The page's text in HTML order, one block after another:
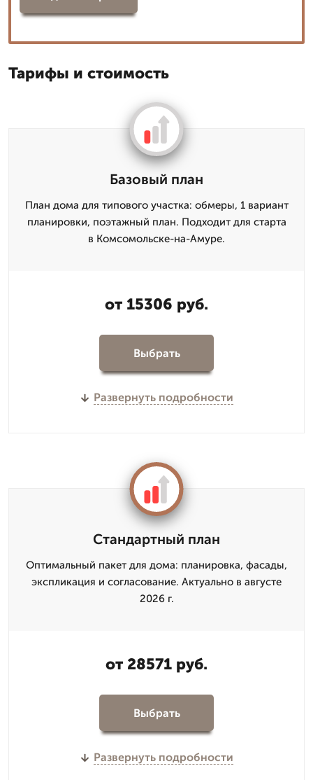
Тарифы и стоимость
Базовый план
План дома для типового участка: обмеры, 1 вариант
планировки, поэтажный план. Подходит для старта
в Комсомольске-на-Амуре.
от 15306 руб.
Выбрать
Развернуть подробности
Стандартный план
Оптимальный пакет для дома: планировка, фасады,
экспликация и согласование. Актуально в августе
2026 г.
от 28571 руб.
Выбрать
Развернуть подробности